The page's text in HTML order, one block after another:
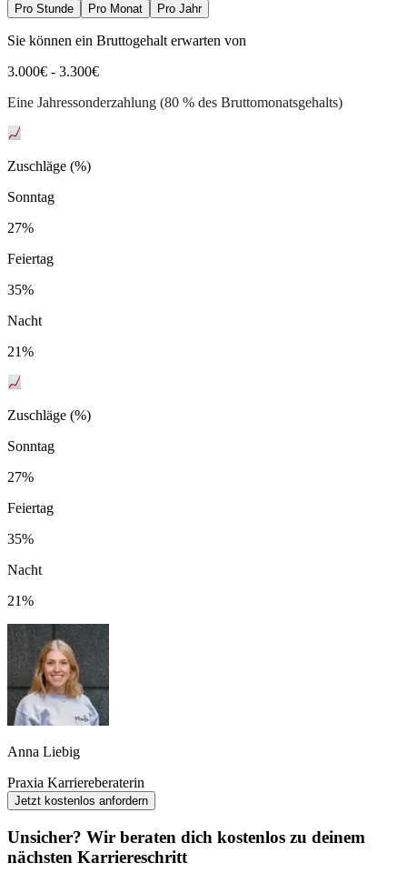
Pro Stunde Pro Monat Pro Jahr
Sie können ein Bruttogehalt erwarten von
3.000€ - 3.300€
Eine Jahressonderzahlung (80 % des Bruttomonatsgehalts)
Zuschläge (%)
Sonntag
27%
Feiertag
35%
Nacht
21%
Zuschläge (%)
Sonntag
27%
Feiertag
35%
Nacht
21%
Anna Liebig
Praxia Karriereberaterin
Jetzt kostenlos anfordern
Unsicher? Wir beraten dich kostenlos zu deinem
nächsten Karriereschritt